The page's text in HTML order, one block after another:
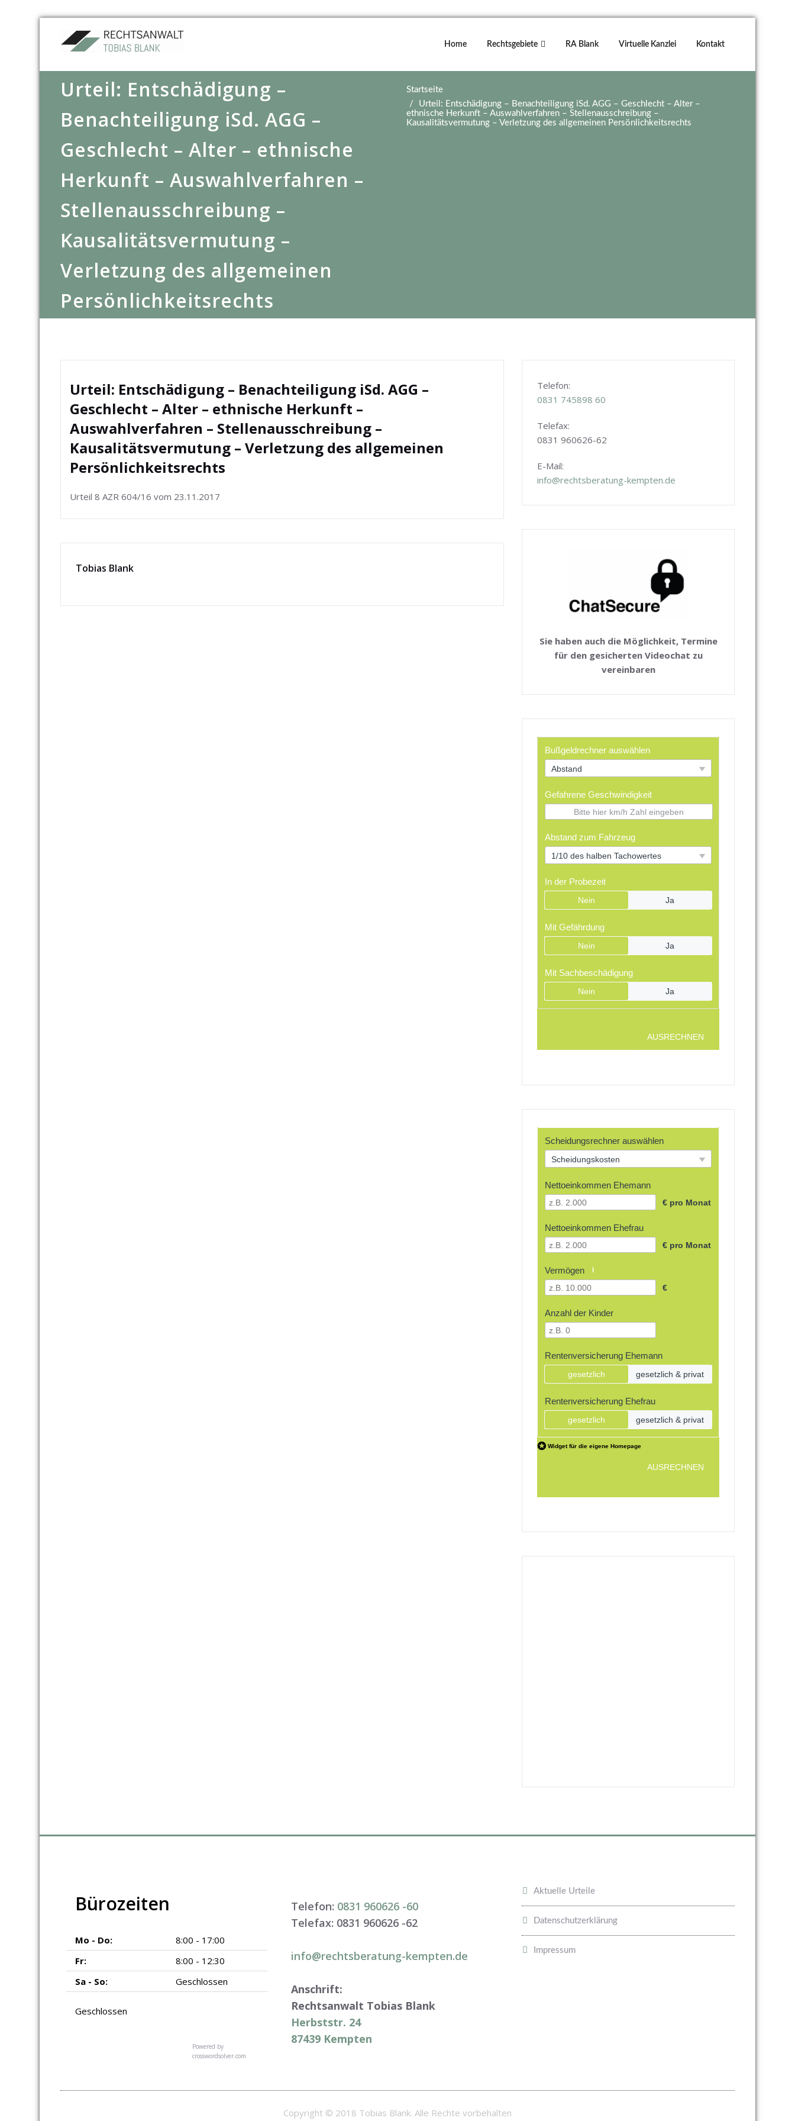
Home Rechtsgebiete RA Blank Virtuelle Kanzlei Kontakt
Urteil: Entschädigung –
Benachteiligung iSd. AGG –
Geschlecht – Alter – ethnische
Herkunft – Auswahlverfahren –
Stellenausschreibung –
Kausalitätsvermutung –
Verletzung des allgemeinen
Persönlichkeitsrechts
Startseite
Urteil: Entschädigung – Benachteiligung iSd. AGG – Geschlecht – Alter –
ethnische Herkunft – Auswahlverfahren – Stellenausschreibung –
Kausalitätsvermutung – Verletzung des allgemeinen Persönlichkeitsrechts
Urteil: Entschädigung – Benachteiligung iSd. AGG –
Geschlecht – Alter – ethnische Herkunft –
Auswahlverfahren – Stellenausschreibung –
Kausalitätsvermutung – Verletzung des allgemeinen
Persönlichkeitsrechts
Urteil 8 AZR 604/16 vom 23.11.2017
Tobias Blank
Telefon:
0831 745898 60
Telefax:
0831 960626-62
E-Mail:
info@rechtsberatung-kempten.de
Sie haben auch die Möglichkeit, Termine
für den gesicherten Videochat zu
vereinbaren
Bürozeiten
Mo - Do:
8:00 - 17:00
Fr:
8:00 - 12:30
Sa - So:
Geschlossen
Geschlossen
Powered by
crosswordsolver.com
Telefon: 0831 960626 -60
Telefax: 0831 960626 -62
info@rechtsberatung-kempten.de
Anschrift:
Rechtsanwalt Tobias Blank
Herbststr. 24
87439 Kempten
Aktuelle Urteile
Datenschutzerklärung
Impressum
Copyright © 2018 Tobias Blank. Alle Rechte vorbehalten